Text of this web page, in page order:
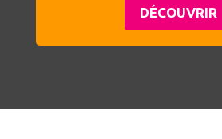
DÉCOUVRIR